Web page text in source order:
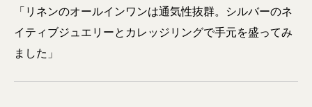
「リネンのオールインワンは通気性抜群。シルバーのネ
イティブジュエリーとカレッジリングで手元を盛ってみ
ました」